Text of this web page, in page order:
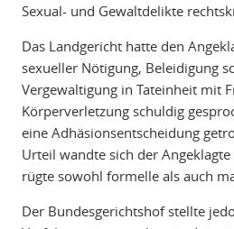
Sexual- und Gewaltdelikte
Das Landgericht hatte den
sexueller Nötigung, Beleidigung
Vergewaltigung in Tateinheit mit
Körperverletzung schuldig
eine Adhäsionsentscheidung
Urteil wandte sich der
rügte sowohl formelle als auch
Der Bundesgerichtshof stellte